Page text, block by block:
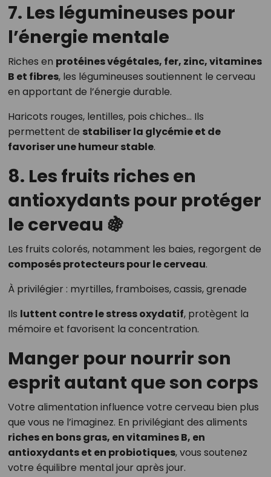
7. Les légumineuses pour
l’énergie mentale
Riches en protéines végétales, fer, zinc, vitamines
B et fibres, les légumineuses soutiennent le cerveau
en apportant de l’énergie durable.
Haricots rouges, lentilles, pois chiches… Ils
permettent de stabiliser la glycémie et de
favoriser une humeur stable.
8. Les fruits riches en
antioxydants pour protéger
le cerveau 🍇
Les fruits colorés, notamment les baies, regorgent de
composés protecteurs pour le cerveau.
À privilégier : myrtilles, framboises, cassis, grenade
Ils luttent contre le stress oxydatif, protègent la
mémoire et favorisent la concentration.
Manger pour nourrir son
esprit autant que son corps
Votre alimentation influence votre cerveau bien plus
que vous ne l’imaginez. En privilégiant des aliments
riches en bons gras, en vitamines B, en
antioxydants et en probiotiques, vous soutenez
votre équilibre mental jour après jour.